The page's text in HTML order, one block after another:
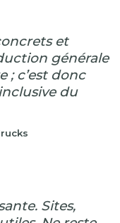
et
générale
; c’est donc
du
Sites,